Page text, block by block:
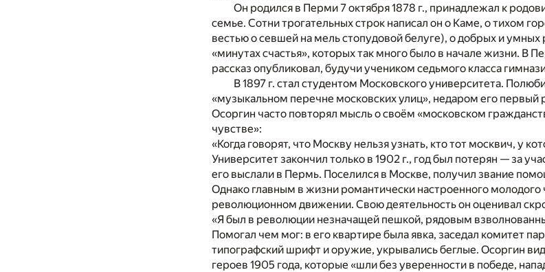
Он родился в Перми 7 октября 1878 г., принадлежал к
семье. Сотни трогательных строк написал он о Каме, о тихом
вестью о севшей на мель стопудовой белуге), о добрых и умных
«минутах счастья», которых так много было в начале жизни. В
рассказ опубликовал, будучи учеником седьмого класса
В 1897 г. стал студентом Московского университета.
«музыкальном перечне московских улиц», недаром его первый
Осоргин часто повторял мысль о своём «московском
чувстве»:
«Когда говорят, что Москву нельзя узнать, кто тот москвич, у
Университет закончил только в 1902 г., год был потерян — за
его выслали в Пермь. Поселился в Москве, получил звание
Однако главным в жизни романтически настроенного молодого
революционном движении. Свою деятельность он оценивал
«Я был в революции незначащей пешкой, рядовым
Помогал чем мог: в его квартире была явка, заседал комитет
типографский шрифт и оружие, укрывались беглые. Осоргин
героев 1905 года, которые «шли без уверенности в победе,